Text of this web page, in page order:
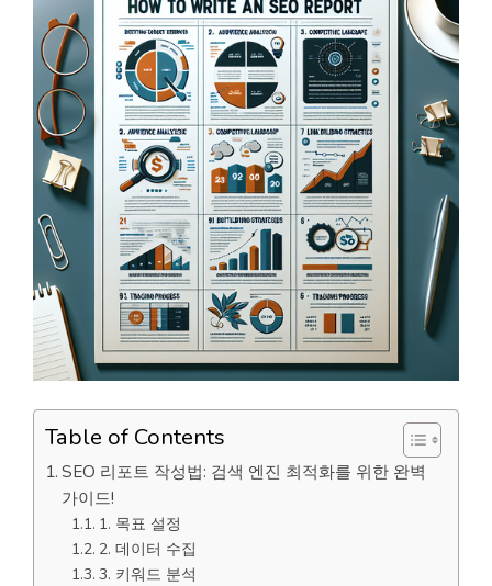
Table of Contents
SEO 리포트 작성법: 검색 엔진 최적화를 위한 완벽
가이드!
1. 목표 설정
2. 데이터 수집
3. 키워드 분석